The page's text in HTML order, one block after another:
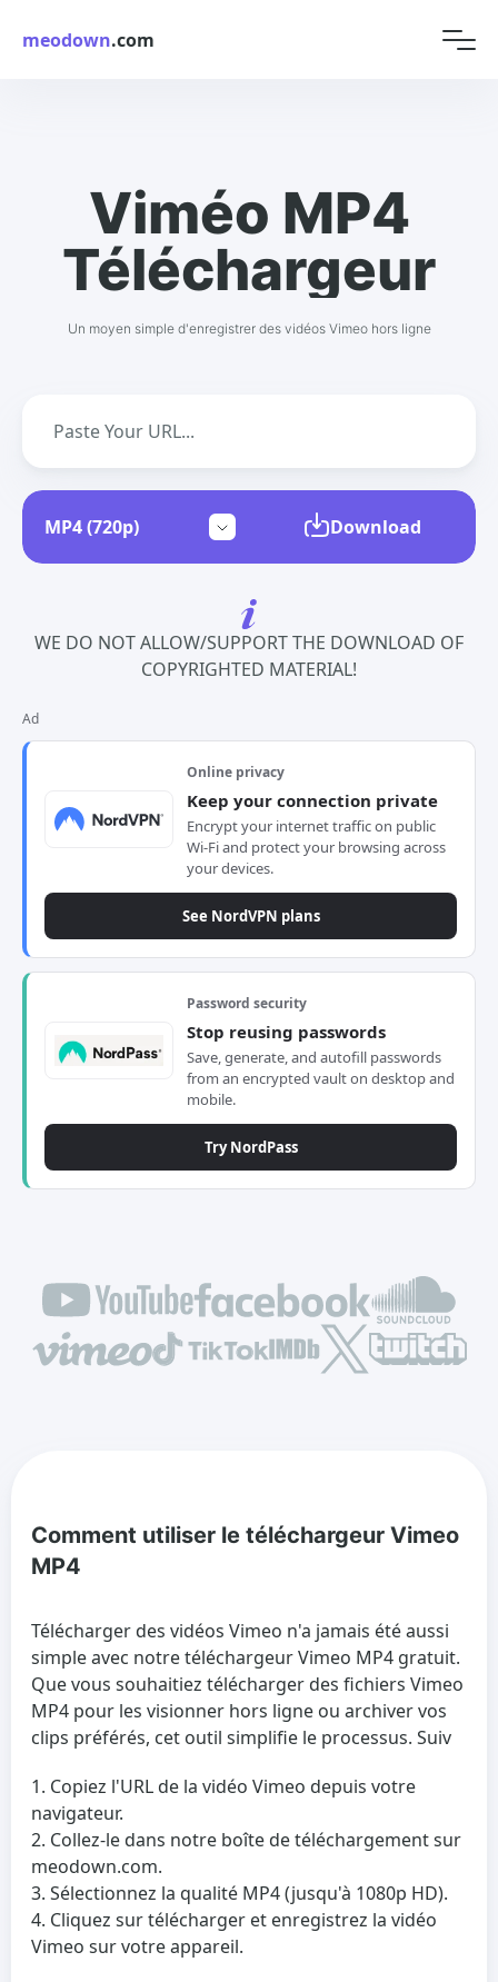
meodown.com
Viméo MP4
Téléchargeur
Un moyen simple d'enregistrer des vidéos Vimeo hors ligne
Download
WE DO NOT ALLOW/SUPPORT THE DOWNLOAD OF
COPYRIGHTED MATERIAL!
Ad
Online privacy
Keep your connection private
Encrypt your internet traffic on public
Wi-Fi and protect your browsing across
your devices.
See NordVPN plans
Password security
Stop reusing passwords
Save, generate, and autofill passwords
from an encrypted vault on desktop and
mobile.
Try NordPass
Comment utiliser le téléchargeur Vimeo
MP4
Télécharger des vidéos Vimeo n'a jamais été aussi
simple avec notre téléchargeur Vimeo MP4 gratuit.
Que vous souhaitiez télécharger des fichiers Vimeo
MP4 pour les visionner hors ligne ou archiver vos
clips préférés, cet outil simplifie le processus. Suiv
Copiez l'URL de la vidéo Vimeo depuis votre
navigateur.
Collez-le dans notre boîte de téléchargement sur
meodown.com.
Sélectionnez la qualité MP4 (jusqu'à 1080p HD).
Cliquez sur télécharger et enregistrez la vidéo
Vimeo sur votre appareil.